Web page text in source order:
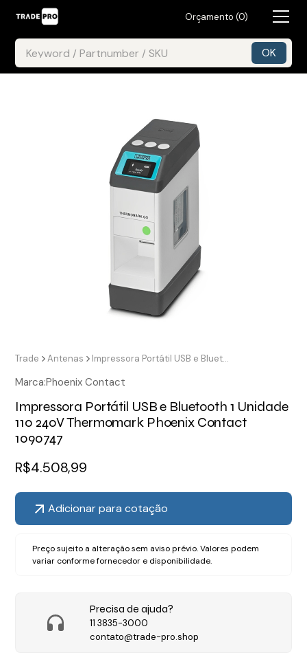
Orçamento (0)
Trade Antenas Impressora Portátil USB e Bluetooth 1 Unidade 110 240V Thermomark Phoenix Contact 1090747
Marca:Phoenix Contact
Impressora Portátil USB e Bluetooth 1 Unidade
110 240V Thermomark Phoenix Contact
1090747
R$4.508,99
Adicionar para cotação
Preço sujeito a alteração sem aviso prévio. Valores podem
variar conforme fornecedor e disponibilidade.
Precisa de ajuda?
11 3835-3000
contato@trade-pro.shop